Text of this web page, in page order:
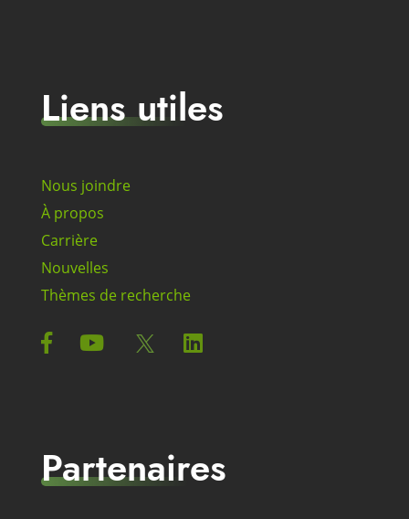
Liens utiles
Nous joindre
À propos
Carrière
Nouvelles
Thèmes de recherche
Partenaires